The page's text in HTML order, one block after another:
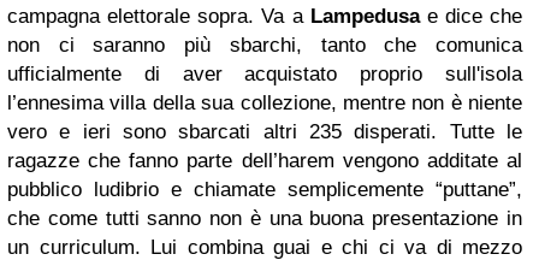
campagna elettorale sopra. Va a Lampedusa e dice che
non ci saranno più sbarchi, tanto che comunica
ufficialmente di aver acquistato proprio sull'isola
l’ennesima villa della sua collezione, mentre non è niente
vero e ieri sono sbarcati altri 235 disperati. Tutte le
ragazze che fanno parte dell’harem vengono additate al
pubblico ludibrio e chiamate semplicemente “puttane”,
che come tutti sanno non è una buona presentazione in
un curriculum. Lui combina guai e chi ci va di mezzo